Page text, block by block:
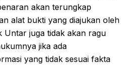
akan terungkap
alat bukti yang diajukan oleh
Untar juga tidak akan ragu
jika ada
yang tidak sesuai fakta